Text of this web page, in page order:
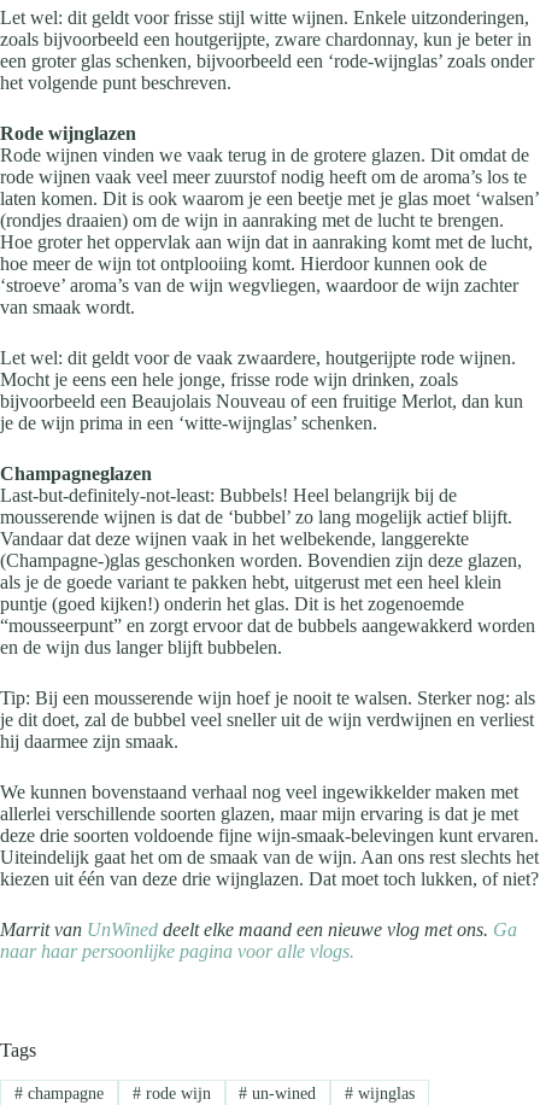
Let wel: dit geldt voor frisse stijl witte wijnen. Enkele uitzonderingen,
zoals bijvoorbeeld een houtgerijpte, zware chardonnay, kun je beter in
een groter glas schenken, bijvoorbeeld een ‘rode-wijnglas’ zoals onder
het volgende punt beschreven.
Rode wijnglazen
Rode wijnen vinden we vaak terug in de grotere glazen. Dit omdat de
rode wijnen vaak veel meer zuurstof nodig heeft om de aroma’s los te
laten komen. Dit is ook waarom je een beetje met je glas moet ‘walsen’
(rondjes draaien) om de wijn in aanraking met de lucht te brengen.
Hoe groter het oppervlak aan wijn dat in aanraking komt met de lucht,
hoe meer de wijn tot ontplooiing komt. Hierdoor kunnen ook de
‘stroeve’ aroma’s van de wijn wegvliegen, waardoor de wijn zachter
van smaak wordt.
Let wel: dit geldt voor de vaak zwaardere, houtgerijpte rode wijnen.
Mocht je eens een hele jonge, frisse rode wijn drinken, zoals
bijvoorbeeld een Beaujolais Nouveau of een fruitige Merlot, dan kun
je de wijn prima in een ‘witte-wijnglas’ schenken.
Champagneglazen
Last-but-definitely-not-least: Bubbels! Heel belangrijk bij de
mousserende wijnen is dat de ‘bubbel’ zo lang mogelijk actief blijft.
Vandaar dat deze wijnen vaak in het welbekende, langgerekte
(Champagne-)glas geschonken worden. Bovendien zijn deze glazen,
als je de goede variant te pakken hebt, uitgerust met een heel klein
puntje (goed kijken!) onderin het glas. Dit is het zogenoemde
“mousseerpunt” en zorgt ervoor dat de bubbels aangewakkerd worden
en de wijn dus langer blijft bubbelen.
Tip: Bij een mousserende wijn hoef je nooit te walsen. Sterker nog: als
je dit doet, zal de bubbel veel sneller uit de wijn verdwijnen en verliest
hij daarmee zijn smaak.
We kunnen bovenstaand verhaal nog veel ingewikkelder maken met
allerlei verschillende soorten glazen, maar mijn ervaring is dat je met
deze drie soorten voldoende fijne wijn-smaak-belevingen kunt ervaren.
Uiteindelijk gaat het om de smaak van de wijn. Aan ons rest slechts het
kiezen uit één van deze drie wijnglazen. Dat moet toch lukken, of niet?
Marrit van UnWined deelt elke maand een nieuwe vlog met ons. Ga
naar haar persoonlijke pagina voor alle vlogs.
Tags
#champagne #rode wijn # un-wined # wijnglas